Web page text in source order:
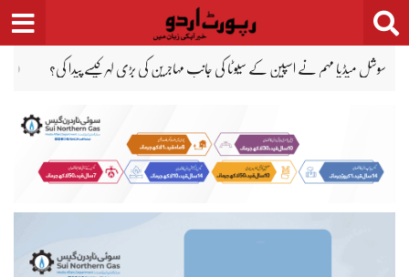
Skip
to
ریاست راس الخیمہ میں کیسینو کا افتتاح اگلے سال ستمبر میں ہوگا بچوں کے جنسی